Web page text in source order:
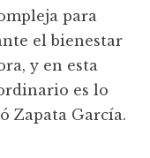
para
el bienestar
y en esta
es lo
Zapata García.